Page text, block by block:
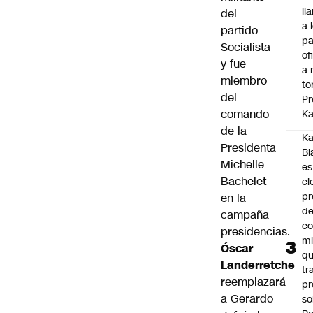
del
partido
Socialista
y fue
miembro
del
comando
de la
Presidenta
Michelle
Bachelet
en la
campaña
presidencias.
Óscar
Landerretche
reemplazará
a Gerardo
a
a
es
de